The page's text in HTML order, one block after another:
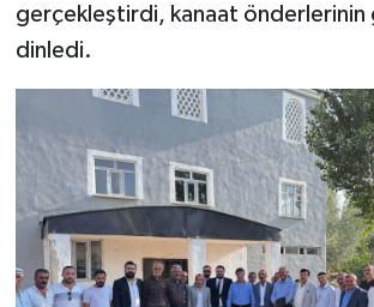
gerçekleştirdi, kanaat önderlerinin
dinledi.